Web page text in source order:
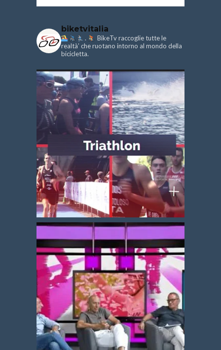
biketvitalia
.
BikeTv raccoglie tutte le
realtà’ che ruotano intorno al mondo della
bicicletta.